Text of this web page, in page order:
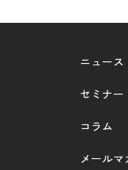
ニュース
セミナー
コラム
メールマ